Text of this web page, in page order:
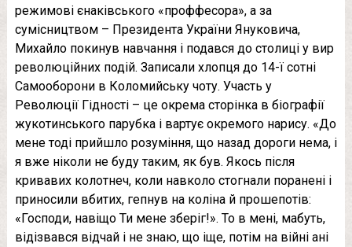
режимові єнаківського «проффесора», а за
сумісництвом – Президента України Януковича,
Михайло покинув навчання і подався до столиці у вир
революційних подій. Записали хлопця до 14-ї сотні
Самооборони в Коломийську чоту. Участь у
Революції Гідності – це окрема сторінка в біографії
жукотинського парубка і вартує окремого нарису. «До
мене тоді прийшло розуміння, що назад дороги нема, і
я вже ніколи не буду таким, як був. Якось після
кривавих колотнеч, коли навколо стогнали поранені і
приносили вбитих, гепнув на коліна й прошепотів:
«Господи, навіщо Ти мене зберіг!». То в мені, мабуть,
відізвався відчай і не знаю, що іще, потім на війні ані